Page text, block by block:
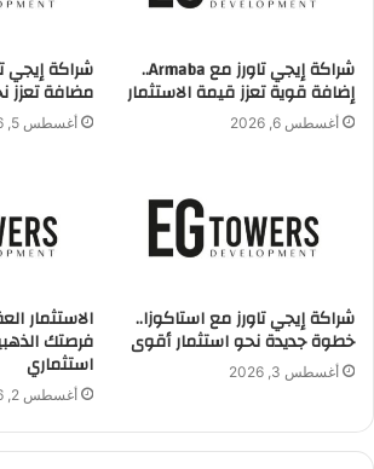
ثلاث سنوات تبدأ بعدها الوحدات الفندقية في
شراكة إيجي تاورز مع Armaba..
إضافة قوية تعزز قيمة الاستثمار
أغسطس 6, 2026
شراكة إيجي
مضافة تعزز
أغسطس 5, 2026
شراكة إيجي تاورز مع استاكوزا..
خطوة جديدة نحو استثمار أقوى
أغسطس 3, 2026
الاستثمار
فرصتك
استثماري
أغسطس 2, 2026